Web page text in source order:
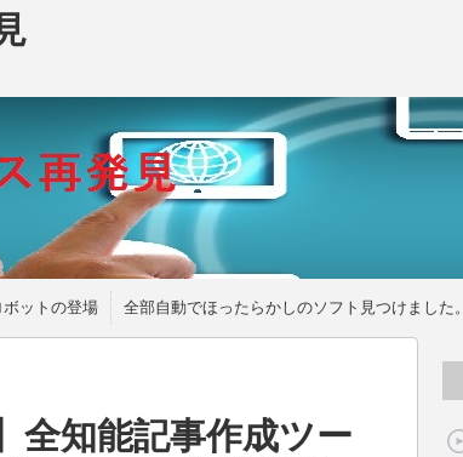
ットの登場 全部自動でほったらかしのソフト見つけました。
全知能記事作成ツー